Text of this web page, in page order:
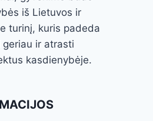
iš Lietuvos ir
turinį, kuris padeda
ir atrasti
kasdienybėje.